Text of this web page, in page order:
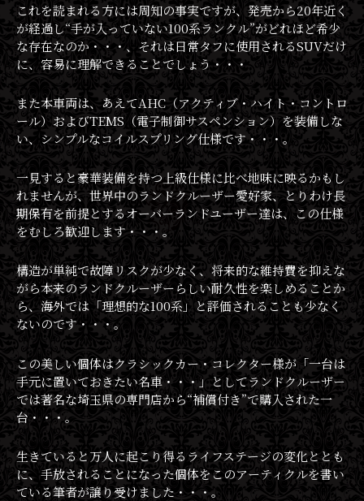
これを読まれる方には周知の事実ですが、発売から20年近く
が経過し“手が入っていない100系ランクル”がどれほど希少
な存在なのか・・・、それは日常タフに使用されるSUVだけ
に、容易に理解できることでしょう・・・
また本車両は、あえてAHC（アクティブ・ハイト・コントロ
ール）およびTEMS（電子制御サスペンション）を装備しな
い、シンプルなコイルスプリング仕様です・・・。
一見すると豪華装備を持つ上級仕様に比べ地味に映るかもし
れませんが、世界中のランドクルーザー愛好家、とりわけ長
期保有を前提とするオーバーランドユーザー達は、この仕様
をむしろ歓迎します・・・。
構造が単純で故障リスクが少なく、将来的な維持費を抑えな
がら本来のランドクルーザーらしい耐久性を楽しめることか
ら、海外では「理想的な100系」と評価されることも少なく
ないのです・・・。
この美しい個体はクラシックカー・コレクター様が「一台は
手元に置いておきたい名車・・・」としてランドクルーザー
では著名な埼玉県の専門店から“補償付き”で購入された一
台・・・。
生きていると万人に起こり得るライフステージの変化ととも
に、手放されることになった個体をこのアーティクルを書い
ている筆者が譲り受けました・・・。